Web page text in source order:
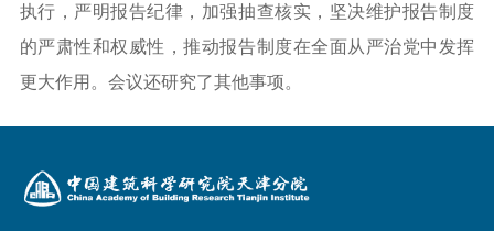
执行，严明报告纪律，加强抽查核实，坚决维护报告制度
的严肃性和权威性，推动报告制度在全面从严治党中发挥
更大作用。会议还研究了其他事项。